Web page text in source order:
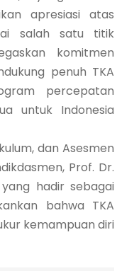
apresiasi atas
salah satu titik
komitmen
penuh TKA
percepatan
untuk Indonesia
dan Asesmen
Prof. Dr.
yang hadir sebagai
bahwa TKA
kemampuan diri